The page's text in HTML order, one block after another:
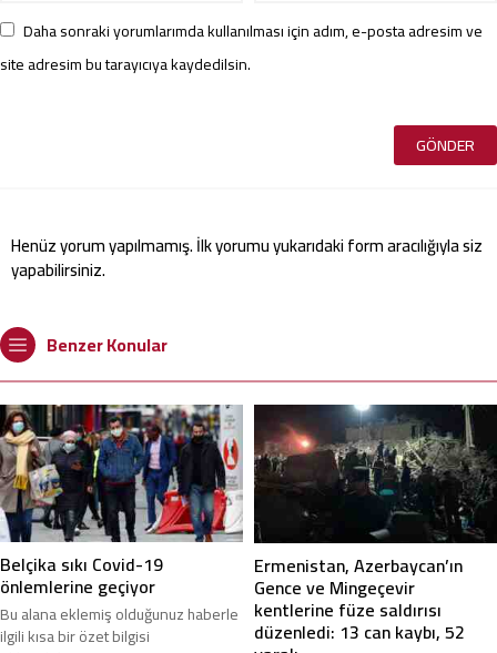
Daha sonraki yorumlarımda kullanılması için adım, e-posta adresim ve
site adresim bu tarayıcıya kaydedilsin.
Henüz yorum yapılmamış. İlk yorumu yukarıdaki form aracılığıyla siz
yapabilirsiniz.
Benzer Konular
Belçika sıkı Covid-19
önlemlerine geçiyor
Bu alana eklemiş olduğunuz haberle
ilgili kısa bir özet bilgisi
Ermenistan, Azerbaycan’ın
Gence ve Mingeçevir
kentlerine füze saldırısı
düzenledi: 13 can kaybı, 52